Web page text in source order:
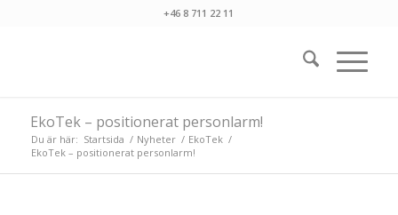
+46 8 711 22 11
EkoTek – positionerat personlarm!
Du är här: Startsida / Nyheter / EkoTek /
EkoTek – positionerat personlarm!